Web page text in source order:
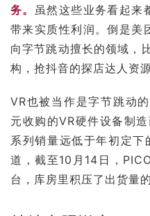
务。
虽然这些业务看起来
带来实质性利润。倒是美
向字节跳动擅长的领域，
构，抢抖音的探店达人资源
VR也被当作是字节跳动的
元收购的VR硬件设备制
系列销量远低于年初定
道，截至10月14日，
台，库房里积压了出货量的